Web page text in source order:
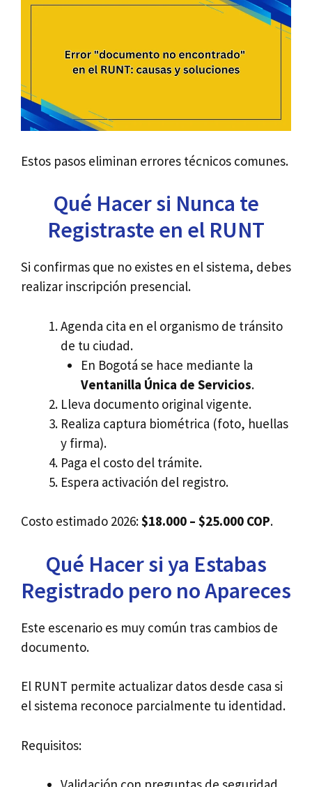
Estos pasos eliminan errores técnicos comunes.
Qué Hacer si Nunca te
Registraste en el RUNT
Si confirmas que no existes en el sistema, debes
realizar inscripción presencial.
Agenda cita en el organismo de tránsito
de tu ciudad.
En Bogotá se hace mediante la
Ventanilla Única de Servicios.
Lleva documento original vigente.
Realiza captura biométrica (foto, huellas
y firma).
Paga el costo del trámite.
Espera activación del registro.
Costo estimado 2026:$18.000 – $25.000 COP.
Qué Hacer si ya Estabas
Registrado pero no Apareces
Este escenario es muy común tras cambios de
documento.
El RUNT permite actualizar datos desde casa si
el sistema reconoce parcialmente tu identidad.
Requisitos: